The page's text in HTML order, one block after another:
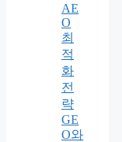
AE
O
최
적
화
전
략
GE
O와